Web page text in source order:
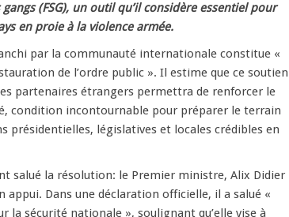
(FSG), un outil qu’il considère essentiel pour
en proie à la violence armée.
par la communauté internationale constitue «
de l’ordre public ». Il estime que ce soutien
partenaires étrangers permettra de renforcer le
condition incontournable pour préparer le terrain
présidentielles, législatives et locales crédibles en
salué la résolution: le Premier ministre, Alix Didier
appui. Dans une déclaration officielle, il a salué «
la sécurité nationale », soulignant qu’elle vise à